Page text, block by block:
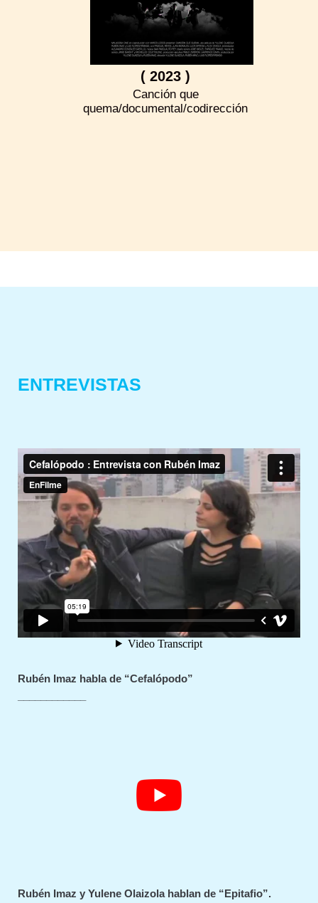
( 2023 )
Canción que
quema/documental/codirección
ENTREVISTAS
Rubén Imaz habla de “Cefalópodo”
Rubén Imaz y Yulene Olaizola hablan de “Epitafio”.